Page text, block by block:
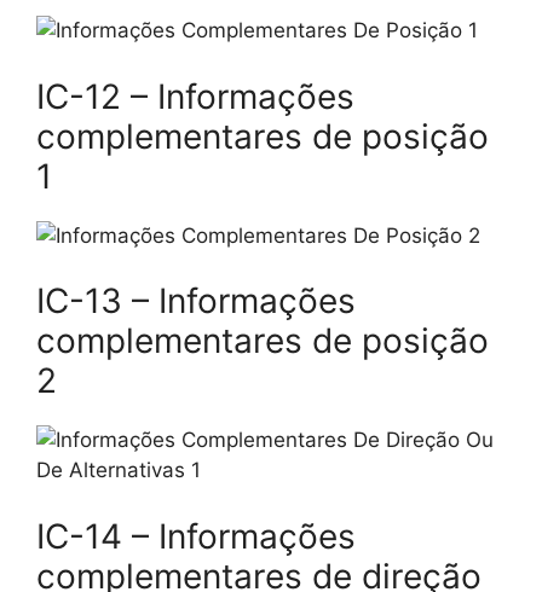
IC-12 – Informações
complementares de posição
1
IC-13 – Informações
complementares de posição
2
IC-14 – Informações
complementares de direção